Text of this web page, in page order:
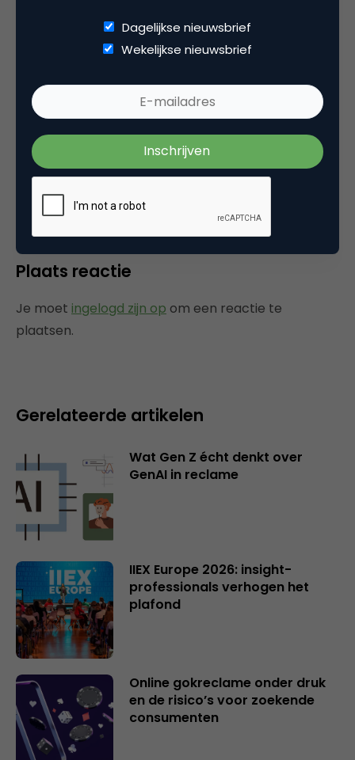
Jeroen Verkroost
Vergeet het patent van Compuserve op .gif
afbeeldingen en het patent van British
Telecom op de hyperlink ook vooral niet in dit
29 juli 2005 om 10:16
Plaats reactie
Je moet ingelogd zijn op om een reactie te
plaatsen.
Gerelateerde artikelen
Wat Gen Z écht denkt over
GenAI in reclame
IIEX Europe 2026: insight-
professionals verhogen het
plafond
Online gokreclame onder druk
en de risico’s voor zoekende
consumenten
Dagelijkse nieuwsbrief
Wekelijkse nieuwsbrief